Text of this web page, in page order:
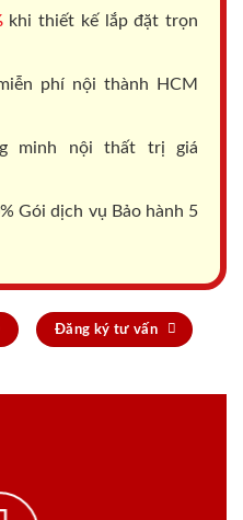
khi thiết kế lắp đặt trọn
phí nội thành HCM
minh nội thất trị giá
Gói dịch vụ Bảo hành 5
Đăng ký tư vấn